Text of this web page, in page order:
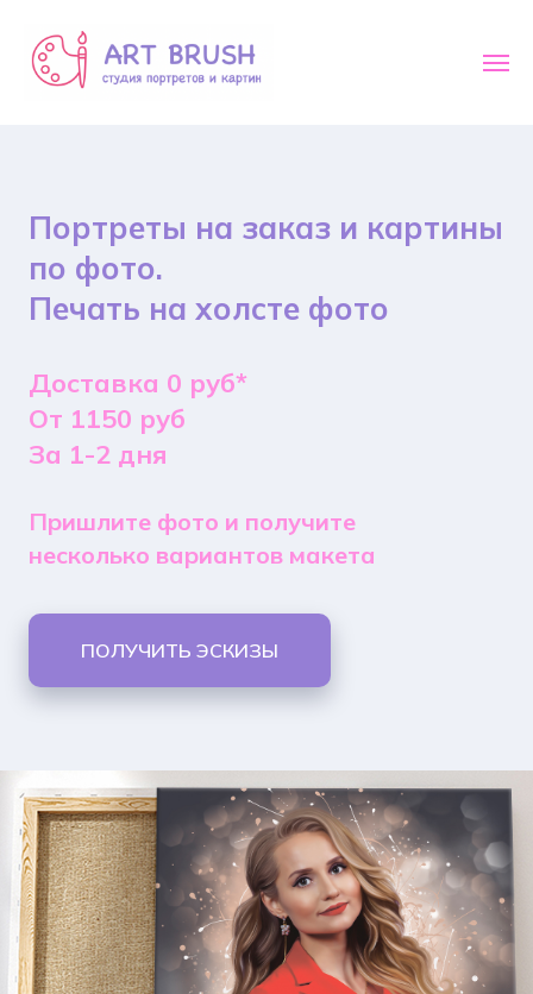
Портреты на заказ и картины
по фото.
Печать на холсте фото
Доставка 0 руб*
От 1150 руб
За 1-2 дня
Пришлите фото и получите
несколько вариантов макета
ПОЛУЧИТЬ ЭСКИЗЫ